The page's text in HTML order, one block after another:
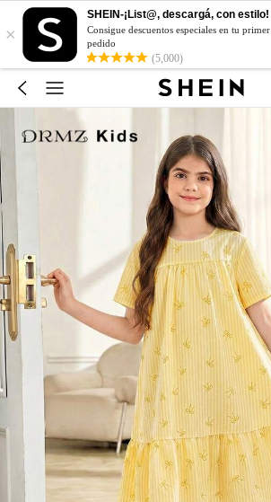
×
SHEIN-¡List@, descargá, con estilo!
Consigue descuentos especiales en tu primer
pedido
(5,000)